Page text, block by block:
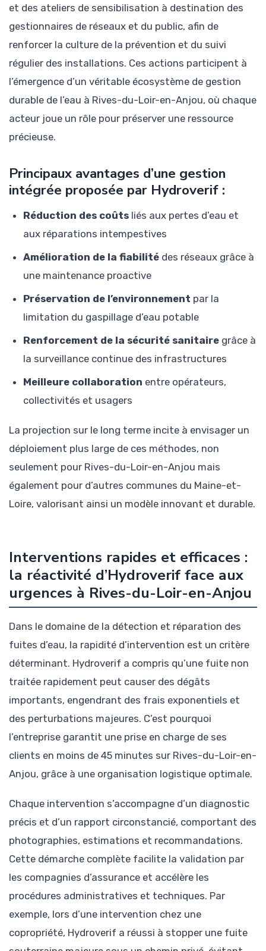
et des ateliers de sensibilisation à destination des
gestionnaires de réseaux et du public, afin de
renforcer la culture de la prévention et du suivi
régulier des installations. Ces actions participent à
l’émergence d’un véritable écosystème de gestion
durable de l’eau à Rives-du-Loir-en-Anjou, où chaque
acteur joue un rôle pour préserver une ressource
précieuse.
Principaux avantages d’une gestion
intégrée proposée par Hydroverif :
Réduction des coûts liés aux pertes d’eau et
aux réparations intempestives
Amélioration de la fiabilité des réseaux grâce à
une maintenance proactive
Préservation de l’environnement par la
limitation du gaspillage d’eau potable
Renforcement de la sécurité sanitaire grâce à
la surveillance continue des infrastructures
Meilleure collaboration entre opérateurs,
collectivités et usagers
La projection sur le long terme incite à envisager un
déploiement plus large de ces méthodes, non
seulement pour Rives-du-Loir-en-Anjou mais
également pour d’autres communes du Maine-et-
Loire, valorisant ainsi un modèle innovant et durable.
Interventions rapides et efficaces :
la réactivité d’Hydroverif face aux
urgences à Rives-du-Loir-en-Anjou
Dans le domaine de la détection et réparation des
fuites d’eau, la rapidité d’intervention est un critère
déterminant. Hydroverif a compris qu’une fuite non
traitée rapidement peut causer des dégâts
importants, engendrant des frais exponentiels et
des perturbations majeures. C’est pourquoi
l’entreprise garantit une prise en charge de ses
clients en moins de 45 minutes sur Rives-du-Loir-en-
Anjou, grâce à une organisation logistique optimale.
Chaque intervention s’accompagne d’un diagnostic
précis et d’un rapport circonstancié, comportant des
photographies, estimations et recommandations.
Cette démarche complète facilite la validation par
les compagnies d’assurance et accélère les
procédures administratives et techniques. Par
exemple, lors d’une intervention chez une
copropriété, Hydroverif a réussi à stopper une fuite